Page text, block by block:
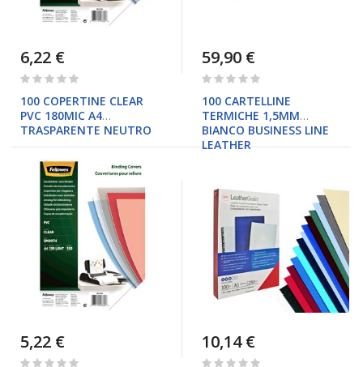
6,22 €
Rating:
100 COPERTINE CLEAR
PVC 180MIC A4
TRASPARENTE NEUTRO
59,90 €
Rating:
100 CARTELLINE
TERMICHE 1,5MM
BIANCO BUSINESS LINE
LEATHER
5,22 €
Rating:
10,14 €
Rating: